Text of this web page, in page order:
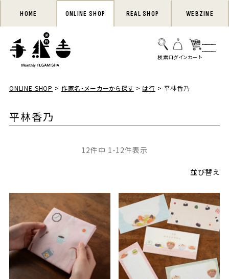
HOME ONLINE SHOP REAL SHOP WEBZINE
ONLINE SHOP 作家名・メーカーから探す は行 平林香乃
平林香乃
並び替え
12件中 1 -12件表示